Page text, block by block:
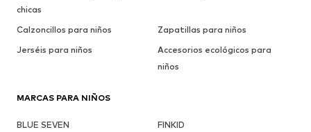
chicas
Calzoncillos para niños
Zapatillas para niños
Jerséis para niños
Accesorios ecológicos para
niños
MARCAS PARA NIÑOS
BLUE SEVEN
FINKID